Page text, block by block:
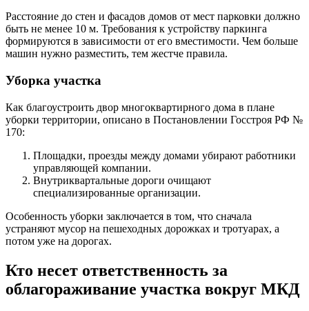
Расстояние до стен и фасадов домов от мест парковки должно
быть не менее 10 м. Требования к устройству паркинга
формируются в зависимости от его вместимости. Чем больше
машин нужно разместить, тем жестче правила.
Уборка участка
Как благоустроить двор многоквартирного дома в плане
уборки территории, описано в Постановлении Госстроя РФ №
170:
Площадки, проезды между домами убирают работники
управляющей компании.
Внутриквартальные дороги очищают
специализированные организации.
Особенность уборки заключается в том, что сначала
устраняют мусор на пешеходных дорожках и тротуарах, а
потом уже на дорогах.
Кто несет ответственность за
облагораживание участка вокруг МКД